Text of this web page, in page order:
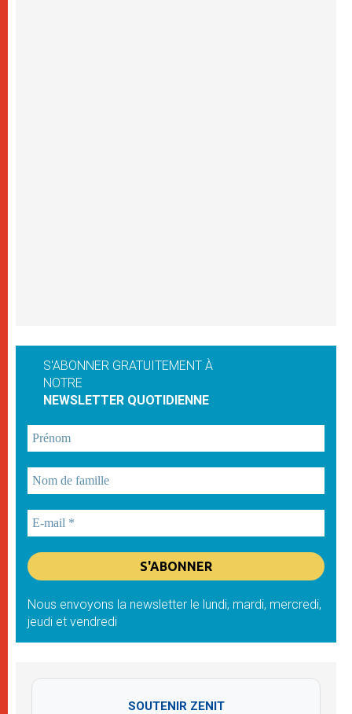
S'ABONNER GRATUITEMENT À
NOTRE
NEWSLETTER QUOTIDIENNE
Nous envoyons la newsletter le lundi, mardi, mercredi,
jeudi et vendredi
SOUTENIR ZENIT